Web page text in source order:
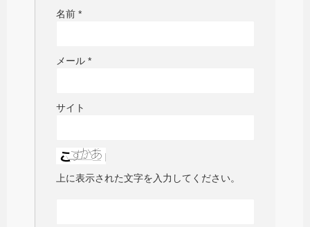
名前 *
メール *
サイト
上に表示された文字を入力してください。